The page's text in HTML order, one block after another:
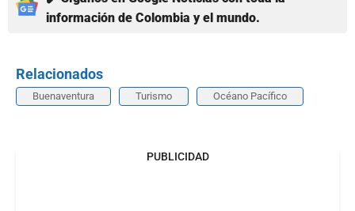
información de Colombia y el mundo.
Relacionados
Buenaventura Turismo Océano Pacífico
PUBLICIDAD